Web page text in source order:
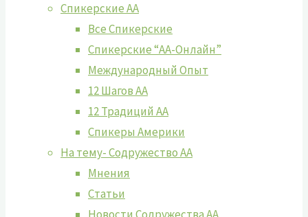
Спикерские АА
Все Спикерские
Спикерские “АА-Онлайн”
Международный Опыт
12 Шагов АА
12 Традиций АА
Спикеры Америки
На тему- Содружество АА
Мнения
Статьи